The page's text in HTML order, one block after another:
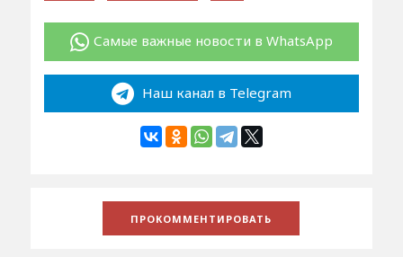
Самые важные новости в WhatsApp
Наш канал в Telegram